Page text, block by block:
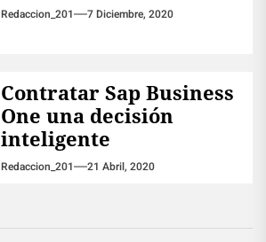
Redaccion_201 7 Diciembre, 2020
Contratar Sap Business
One una decisión
inteligente
Redaccion_201 21 Abril, 2020